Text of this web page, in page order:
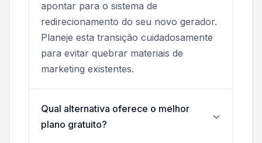
apontar para o sistema de
redirecionamento do seu novo gerador.
Planeje esta transição cuidadosamente
para evitar quebrar materiais de
marketing existentes.
Qual alternativa oferece o melhor
plano gratuito?